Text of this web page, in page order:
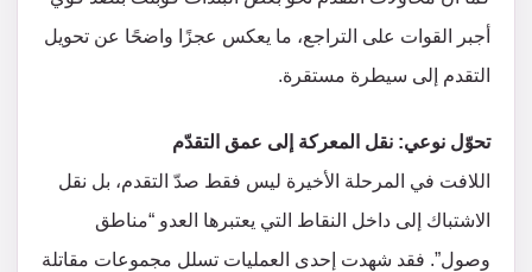
أجبر القوات على التراجع، ما يعكس عجزًا واضحًا عن تحويل
التقدم إلى سيطرة مستقرة.
تحوّل نوعي: نقل المعركة إلى عمق التقدّم
اللافت في المرحلة الأخيرة ليس فقط صدّ التقدم، بل نقل
الاشتباك إلى داخل النقاط التي يعتبرها العدو “مناطق
وصول”. فقد شهدت إحدى العمليات تسلل مجموعات مقاتلة